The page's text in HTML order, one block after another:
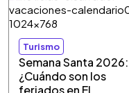
Turismo
Semana Santa 2026:
¿Cuándo son los
feriados en El